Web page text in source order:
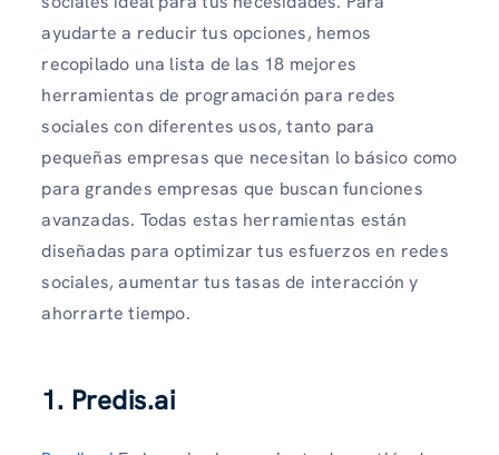
ayudarte a reducir tus opciones, hemos
recopilado una lista de las 18 mejores
herramientas de programación para redes
sociales con diferentes usos, tanto para
pequeñas empresas que necesitan lo básico como
para grandes empresas que buscan funciones
avanzadas. Todas estas herramientas están
diseñadas para optimizar tus esfuerzos en redes
sociales, aumentar tus tasas de interacción y
ahorrarte tiempo.
1. Predis.ai